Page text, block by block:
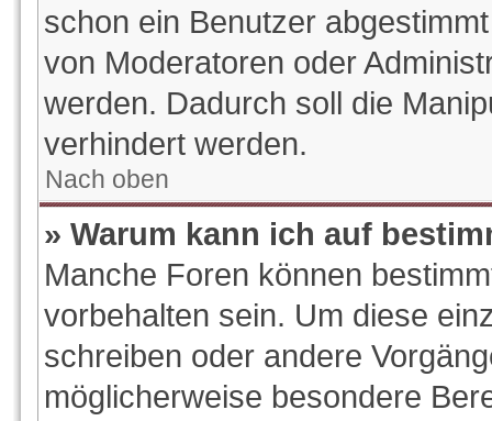
schon ein Benutzer
von Moderatoren oder
werden. Dadurch soll die
verhindert werden.
Nach oben
» Warum kann ich auf
Manche Foren können
vorbehalten sein. Um diese
schreiben oder andere
möglicherweise besondere